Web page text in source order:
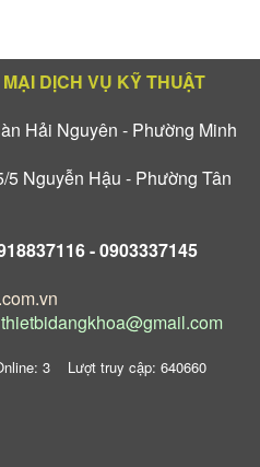
DỊCH VỤ KỸ THUẬT
Hải Nguyên - Phường Minh
5 Nguyễn Hậu - Phường Tân
- 0903337145
3 Lượt truy cập: 640660